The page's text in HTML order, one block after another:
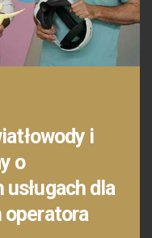
i
o
dla
operatora